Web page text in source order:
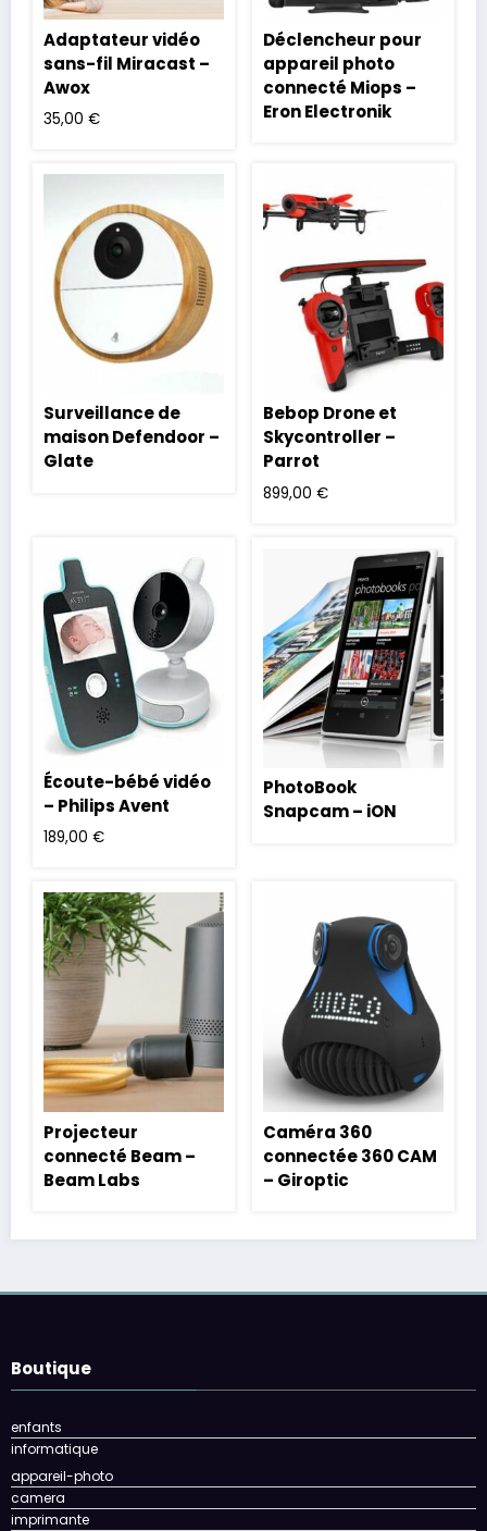
Adaptateur vidéo
sans-fil Miracast –
Awox
35,00 €
Déclencheur pour
appareil photo
connecté Miops –
Eron Electronik
Surveillance de
maison Defendoor –
Glate
Bebop Drone et
Skycontroller –
Parrot
899,00 €
Écoute-bébé vidéo
– Philips Avent
189,00 €
PhotoBook
Snapcam – iON
Projecteur
connecté Beam –
Beam Labs
Caméra 360
connectée 360 CAM
– Giroptic
Boutique
enfants
informatique
appareil-photo
camera
imprimante